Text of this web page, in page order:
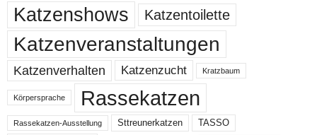
Katzenshows Katzentoilette
Katzenveranstaltungen
Katzenverhalten Katzenzucht Kratzbaum
Körpersprache Rassekatzen
Rassekatzen-Ausstellung Sttreunerkatzen TASSO